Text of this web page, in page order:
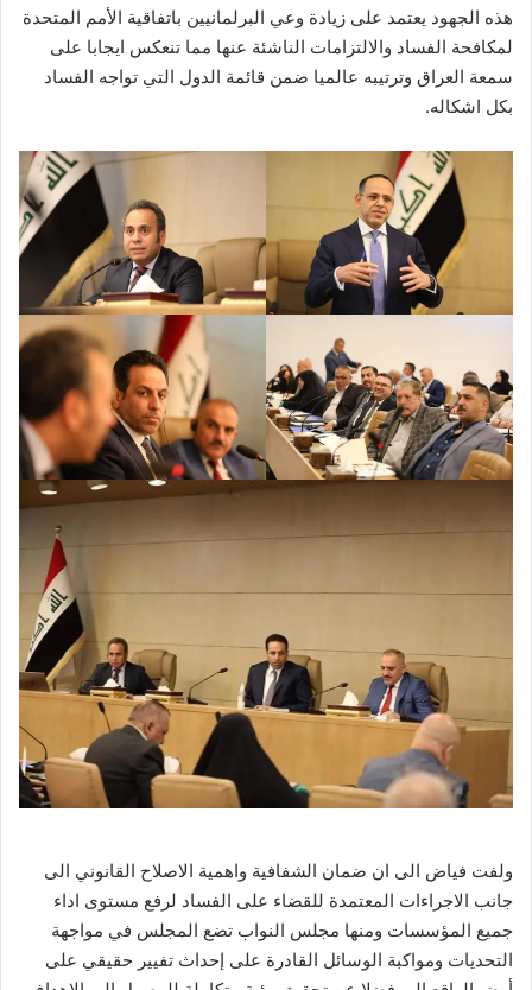
هذه الجهود يعتمد على زيادة وعي البرلمانيين باتفاقية الأمم المتحدة
لمكافحة الفساد والالتزامات الناشئة عنها مما تنعكس ايجابا على
سمعة العراق وترتيبه عالميا ضمن قائمة الدول التي تواجه الفساد
بكل اشكاله.
ولفت فياض الى ان ضمان الشفافية واهمية الاصلاح القانوني الى
جانب الاجراءات المعتمدة للقضاء على الفساد لرفع مستوى اداء
جميع المؤسسات ومنها مجلس النواب تضع المجلس في مواجهة
التحديات ومواكبة الوسائل القادرة على إحداث تفيير حقيقي على